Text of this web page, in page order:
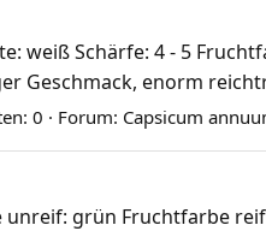
weiß Schärfe: 4 - 5
enorm
0 Forum: Capsicum
grün Fruchtfarbe